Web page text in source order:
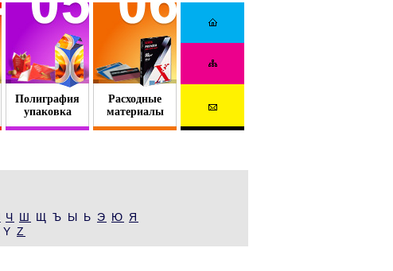
Полиграфия
упаковка
Расходные
материалы
Ч Ш Щ Ъ Ы Ь Э Ю Я
Y Z